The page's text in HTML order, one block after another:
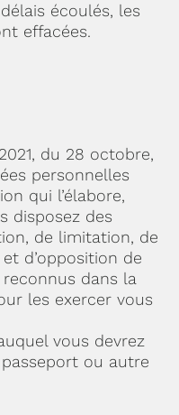
écoulés, les
effacées.
du 28 octobre,
personnelles
qui l’élabore,
disposez des
de limitation, de
d’opposition de
dans la
les exercer vous
vous devrez
ou autre